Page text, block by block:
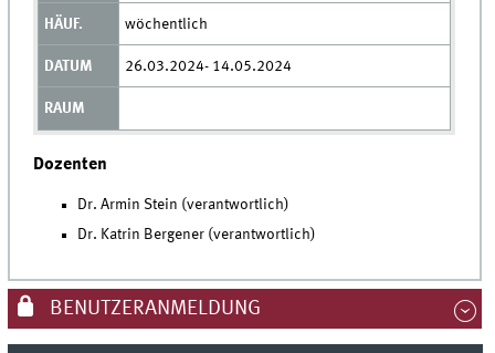
wöchentlich
26.03.2024- 14.05.2024
Dozenten
Dr. Armin Stein (verantwortlich)
Dr. Katrin Bergener (verantwortlich)
BENUTZERANMELDUNG